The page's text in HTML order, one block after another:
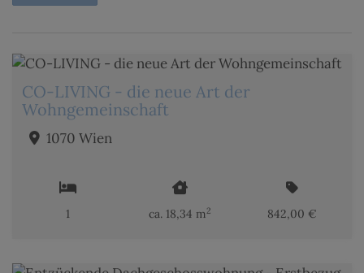
CO-LIVING - die neue Art der
Wohngemeinschaft
1070 Wien
1 ca. 18,34 m2 842,00 €